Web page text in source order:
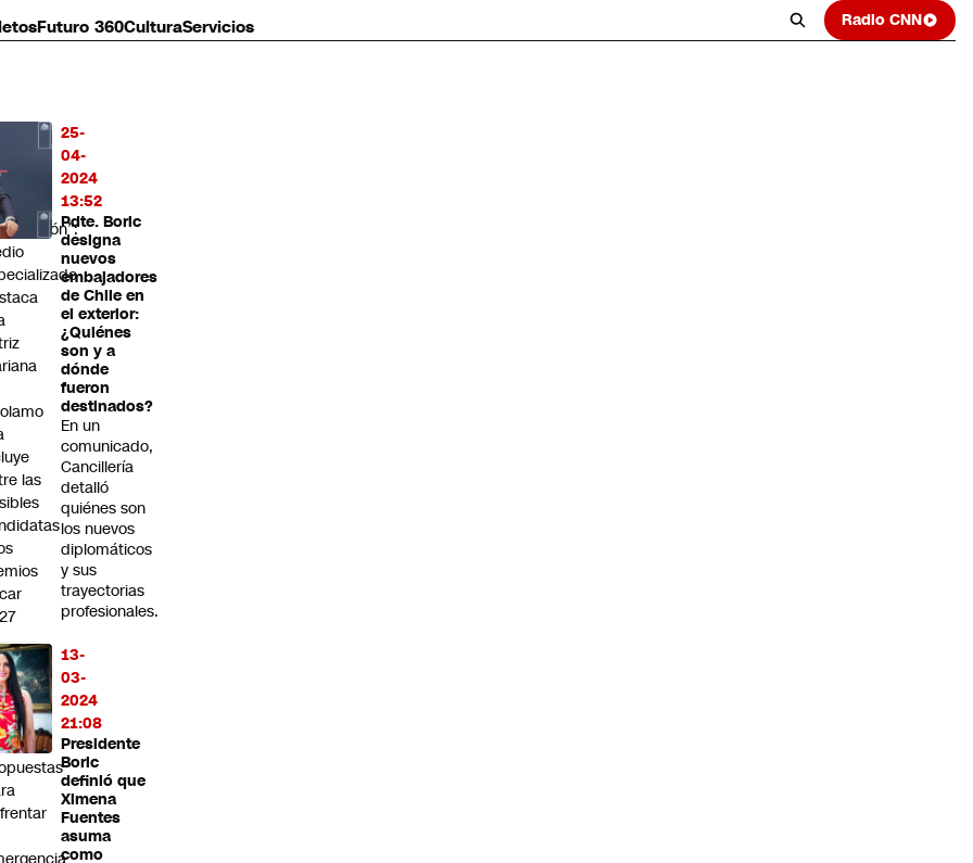
Futuro 360CulturaServicios Radio CNN
25-
04-
2024
13:52
Pdte. Boric
designa
nuevos
embajadores
de Chile en
el exterior:
¿Quiénes
son y a
dónde
fueron
destinados?
En un
comunicado,
Cancillería
detalló
quiénes son
los nuevos
diplomáticos
y sus
trayectorias
profesionales.
13-
03-
2024
21:08
Presidente
Boric
definió que
Ximena
Fuentes
asuma
como
las